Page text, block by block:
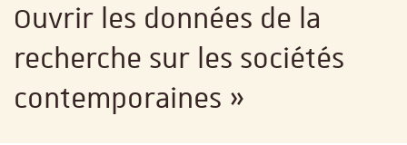
Ouvrir les données de la
recherche sur les sociétés
contemporaines »